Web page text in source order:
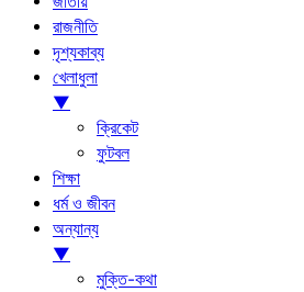
রাজনীতি
দৃশ্যকাব্য
খেলাধুলা
▼
ক্রিকেট
ফুটবল
শিক্ষা
ধর্ম ও জীবন
অন্যান্য
▼
মুক্তি-কথা